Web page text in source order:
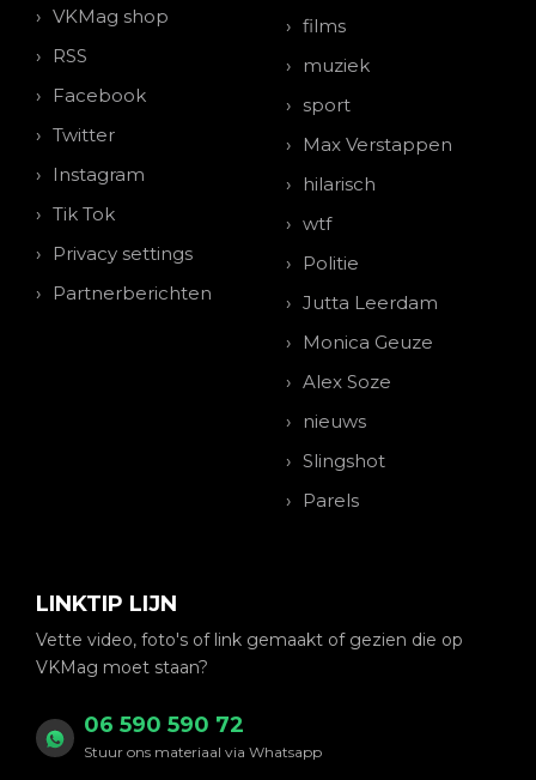
VKMag shop
RSS
Facebook
Twitter
Instagram
Tik Tok
Privacy settings
Partnerberichten
films
muziek
sport
Max Verstappen
hilarisch
wtf
Politie
Jutta Leerdam
Monica Geuze
Alex Soze
nieuws
Slingshot
Parels
LINKTIP LIJN
Vette video, foto's of link gemaakt of gezien die op
VKMag moet staan?
06 590 590 72
Stuur ons materiaal via Whatsapp